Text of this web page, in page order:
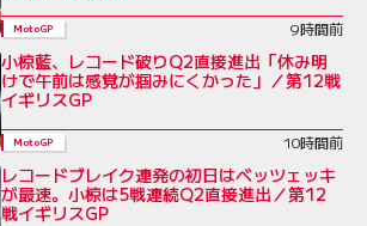
MotoGP 9時間前
小椋藍、レコード破りQ2直接進出「休み明
けで午前は感覚が掴みにくかった」／第12戦
イギリスGP
MotoGP 10時間前
レコードブレイク連発の初日はベッツェッキ
が最速。小椋は5戦連続Q2直接進出／第12
戦イギリスGP